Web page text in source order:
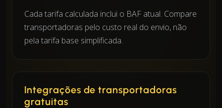
Cada tarifa calculada inclui o BAF atual. Compare
transportadoras pelo custo real do envio, não
pela tarifa base simplificada.
Integrações de transportadoras
gratuitas